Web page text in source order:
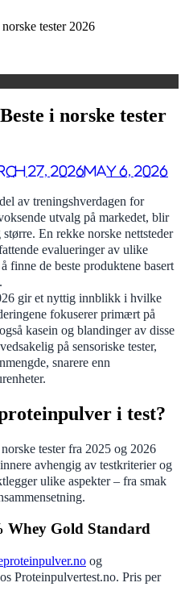
tester 2026
i norske tester
27, 2026May 6, 2026
av treningshverdagen for
utvalg på markedet, blir
En rekke norske nettsteder
evalueringer av ulike
finne de beste produktene basert
gir et nyttig innblikk i hvilke
fokuserer primært på
kasein og blandinger av disse
på sensoriske tester,
snarere enn
i test?
tester fra 2025 og 2026
avhengig av testkriterier og
ulike aspekter – fra smak
Gold Standard
og
Proteinpulvertest.no. Pris per